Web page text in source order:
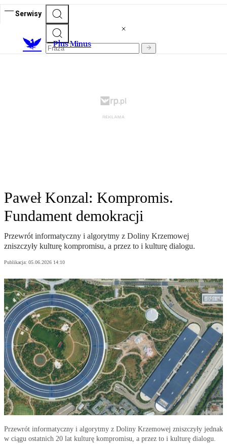
Serwisy
Plus Minus
Paweł Konzal: Kompromis.
Fundament demokracji
Przewrót informatyczny i algorytmy z Doliny Krzemowej
zniszczyły kulturę kompromisu, a przez to i kulturę dialogu.
Publikacja: 05.06.2026 14:10
Przewrót informatyczny i algorytmy z Doliny Krzemowej zniszczyły jednak
w ciągu ostatnich 20 lat kulturę kompromisu, a przez to i kulturę dialogu.